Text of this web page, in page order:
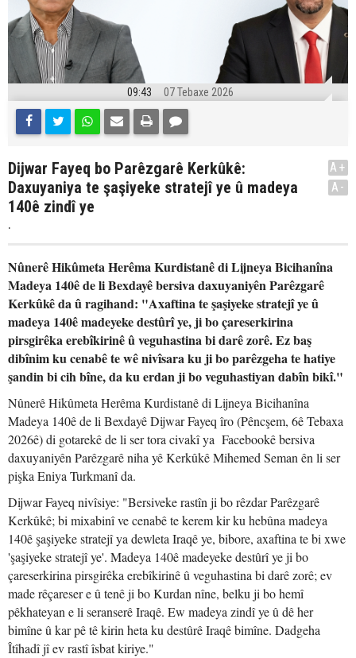
09:43 07 Tebaxe 2026
Dijwar Fayeq bo Parêzgarê Kerkûkê:
Daxuyaniya te şaşiyeke stratejî ye û madeya
140ê zindî ye
.
A+
A-
Nûnerê Hikûmeta Herêma Kurdistanê di Lijneya Bicihanîna
Madeya 140ê de li Bexdayê bersiva daxuyaniyên Parêzgarê
Kerkûkê da û ragihand: "Axaftina te şaşiyeke stratejî ye û
madeya 140ê madeyeke destûrî ye, ji bo çareserkirina
pirsgirêka erebîkirinê û veguhastina bi darê zorê. Ez baş
dibînim ku cenabê te wê nivîsara ku ji bo parêzgeha te hatiye
şandin bi cih bîne, da ku erdan ji bo veguhastiyan dabîn bikî."
Nûnerê Hikûmeta Herêma Kurdistanê di Lijneya Bicihanîna
Madeya 140ê de li Bexdayê Dijwar Fayeq îro (Pêncşem, 6ê Tebaxa
2026ê) di gotarekê de li ser tora civakî ya Facebookê bersiva
daxuyaniyên Parêzgarê niha yê Kerkûkê Mihemed Seman ên li ser
pişka Eniya Turkmanî da.
Dijwar Fayeq nivîsiye: "Bersiveke rastîn ji bo rêzdar Parêzgarê
Kerkûkê; bi mixabinî ve cenabê te kerem kir ku hebûna madeya
140ê şaşiyeke stratejî ya dewleta Iraqê ye, bibore, axaftina te bi xwe
'şaşiyeke stratejî ye'. Madeya 140ê madeyeke destûrî ye ji bo
çareserkirina pirsgirêka erebîkirinê û veguhastina bi darê zorê; ev
made rêçareser e û tenê ji bo Kurdan nîne, belku ji bo hemî
pêkhateyan e li seranserê Iraqê. Ew madeya zindî ye û dê her
bimîne û kar pê tê kirin heta ku destûrê Iraqê bimîne. Dadgeha
Îtîhadî jî ev rastî îsbat kiriye."